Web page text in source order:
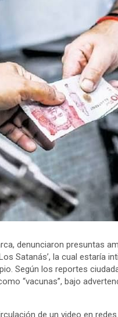
denunciaron presuntas
Satanás’, la cual estaría
Según los reportes
“vacunas”, bajo
de un video en